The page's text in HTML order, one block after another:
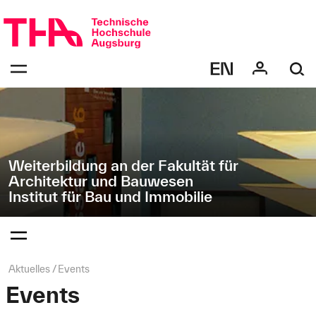
überspringen
zur
Navigation
"Institut
für
Immobilie"
Weiterbildung an der Fakultät für
Architektur und Bauwesen
Institut für Bau und Immobilie
bestätigen
Öffnen
bestätigen
des
Seitenpfad:
Aktuelles Events
Events